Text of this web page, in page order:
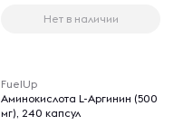
Нет в наличии
FuelUp
Аминокислота L-Аргинин (500
мг), 240 капсул